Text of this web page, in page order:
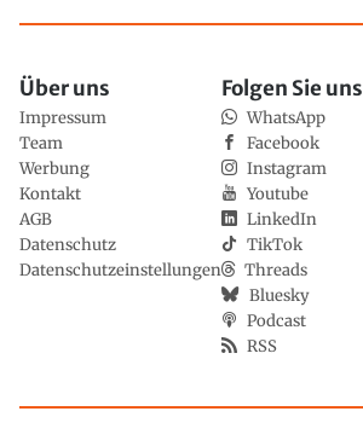
Über uns
Impressum
Team
Werbung
Kontakt
AGB
Datenschutz
Datenschutzeinstellungen
Folgen Sie uns
WhatsApp
Facebook
Instagram
Youtube
LinkedIn
TikTok
Threads
Bluesky
Podcast
RSS